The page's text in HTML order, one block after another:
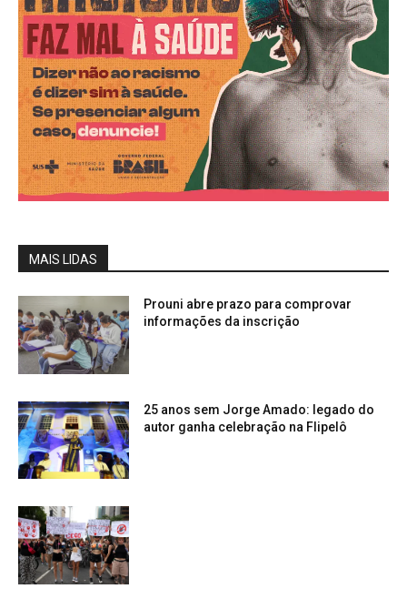
MAIS LIDAS
Prouni abre prazo para comprovar
informações da inscrição
25 anos sem Jorge Amado: legado do
autor ganha celebração na Flipelô